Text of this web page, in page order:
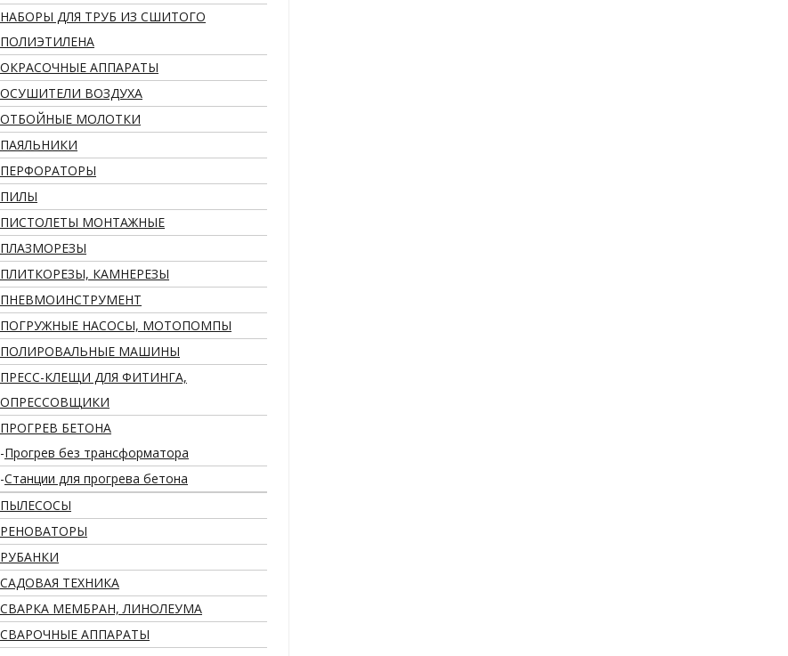
НАБОРЫ ДЛЯ ТРУБ ИЗ СШИТОГО
ПОЛИЭТИЛЕНА
ОКРАСОЧНЫЕ АППАРАТЫ
ОСУШИТЕЛИ ВОЗДУХА
ОТБОЙНЫЕ МОЛОТКИ
ПАЯЛЬНИКИ
ПЕРФОРАТОРЫ
ПИЛЫ
ПИСТОЛЕТЫ МОНТАЖНЫЕ
ПЛАЗМОРЕЗЫ
ПЛИТКОРЕЗЫ, КАМНЕРЕЗЫ
ПНЕВМОИНСТРУМЕНТ
ПОГРУЖНЫЕ НАСОСЫ, МОТОПОМПЫ
ПОЛИРОВАЛЬНЫЕ МАШИНЫ
ПРЕСС-КЛЕЩИ ДЛЯ ФИТИНГА,
ОПРЕССОВЩИКИ
ПРОГРЕВ БЕТОНА
Прогрев без трансформатора
Станции для прогрева бетона
ПЫЛЕСОСЫ
РЕНОВАТОРЫ
РУБАНКИ
САДОВАЯ ТЕХНИКА
СВАРКА МЕМБРАН, ЛИНОЛЕУМА
СВАРОЧНЫЕ АППАРАТЫ